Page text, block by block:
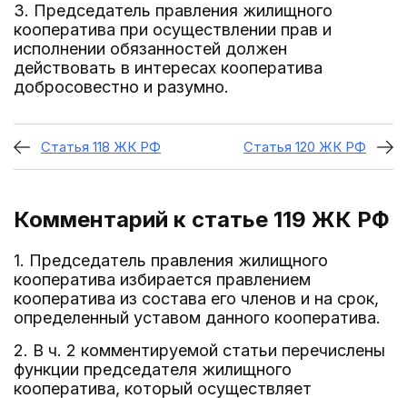
3. Председатель правления жилищного
кооператива при осуществлении прав и
исполнении обязанностей должен
действовать в интересах кооператива
добросовестно и разумно.
Статья 118 ЖК РФ Статья 120 ЖК РФ
Комментарий к статье 119 ЖК РФ
1. Председатель правления жилищного
кооператива избирается правлением
кооператива из состава его членов и на срок,
определенный уставом данного кооператива.
2. В ч. 2 комментируемой статьи перечислены
функции председателя жилищного
кооператива, который осуществляет